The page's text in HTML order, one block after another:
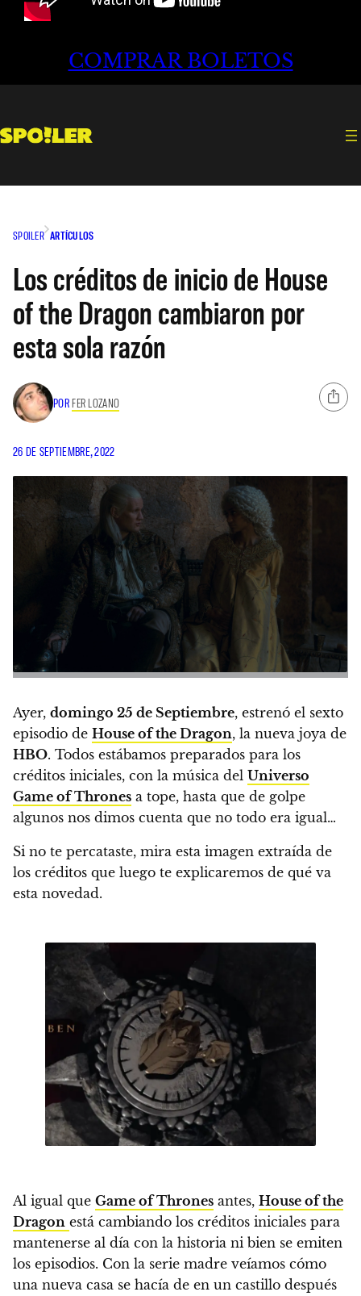
COMPRAR BOLETOS
SPOILER ARTÍCULOS
Los créditos de inicio de House
of the Dragon cambiaron por
esta sola razón
POR FER LOZANO
26 DE SEPTIEMBRE, 2022
Ayer, domingo 25 de Septiembre, estrenó el sexto
episodio de House of the Dragon, la nueva joya de
HBO. Todos estábamos preparados para los
créditos iniciales, con la música del Universo
Game of Thrones a tope, hasta que de golpe
algunos nos dimos cuenta que no todo era igual…
Si no te percataste, mira esta imagen extraída de
los créditos que luego te explicaremos de qué va
esta novedad.
Al igual que Game of Thrones antes, House of the
Dragon está cambiando los créditos iniciales para
mantenerse al día con la historia ni bien se emiten
los episodios. Con la serie madre veíamos cómo
una nueva casa se hacía de en un castillo después